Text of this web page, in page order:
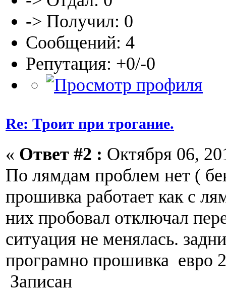
-> Получил: 0
Сообщений: 4
Репутация: +0/-0
Re: Троит при трогание.
« Ответ #2 : Октября 06,
По лямдам проблем нет (
прошивка работает как с
них пробовал отключал
ситуация не менялась.
програмно прошивка евро
Записан